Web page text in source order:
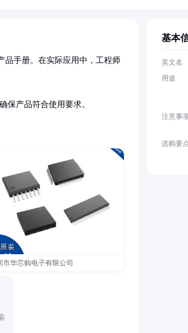
品手册。在实际应用中，工程师
保产品符合使用要求。
市华芯购电子有限公司
基本
英文名
用途
注意事
选购要